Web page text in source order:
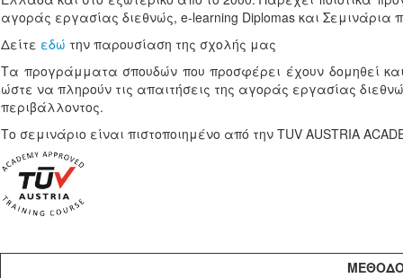
αγοράς εργασίας διεθνώς, e-learning Diplomas και Σεμινάρια
Δείτε εδώ την παρουσίαση της σχολής μας
Τα προγράμματα σπουδών που προσφέρει έχουν δομηθεί
ώστε να πληρούν τις απαιτήσεις της αγοράς εργασίας
περιβάλλοντος.
Το σεμινάριο είναι πιστοποιημένο από την TUV AUSTRIA